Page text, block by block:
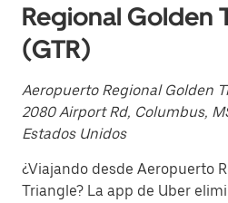
Regional Golden
(GTR)
Aeropuerto Regional Golden
2080 Airport Rd, Columbus,
Estados Unidos
¿Viajando desde Aeropuerto
Triangle? La app de Uber